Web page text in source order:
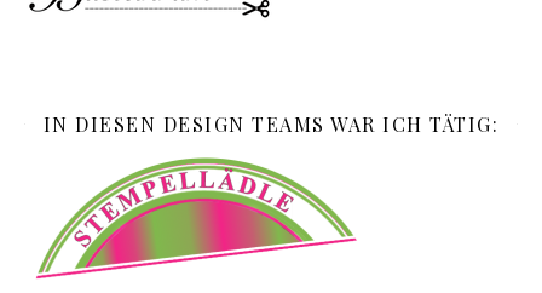
IN DIESEN DESIGN TEAMS WAR ICH TÄTIG: